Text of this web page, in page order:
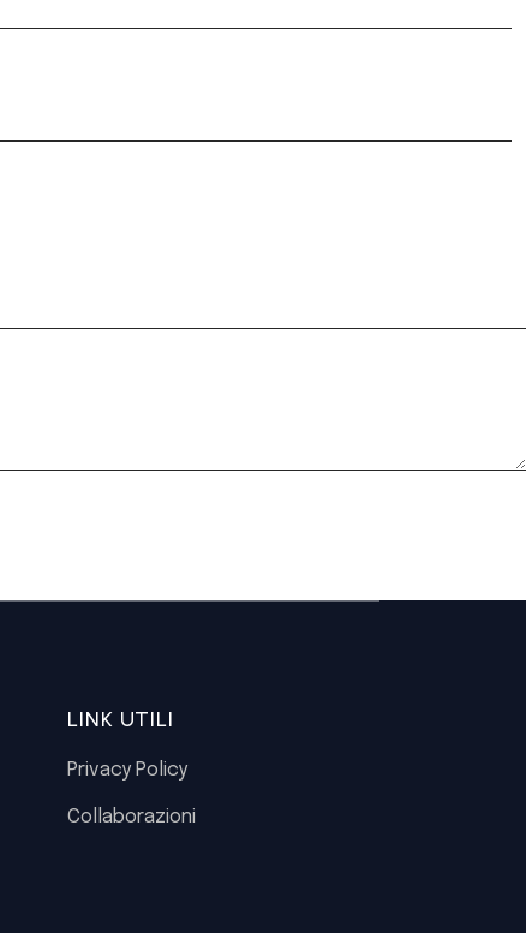
LINK UTILI
Privacy Policy
Collaborazioni